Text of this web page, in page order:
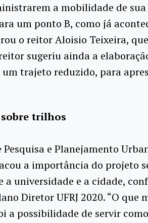
a mobilidade de
um ponto B, como já
o reitor Aloisio Teixeira,
sugeriu ainda a
trajeto reduzido, para
trilhos
e Planejamento
a importância do projeto
universidade e a cidade,
Diretor UFRJ 2020. “O que
a possibilidade de servir